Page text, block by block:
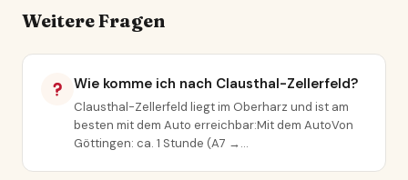
Weitere Fragen
Wie komme ich nach Clausthal-Zellerfeld?
Clausthal-Zellerfeld liegt im Oberharz und ist am
besten mit dem Auto erreichbar:Mit dem AutoVon
Göttingen: ca. 1 Stunde (A7 →…